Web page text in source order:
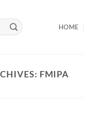
HOME
FMIPA